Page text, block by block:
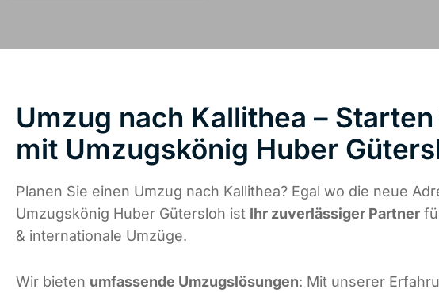
Umzug nach Kallithea – Starten
mit Umzugskönig Huber
Planen Sie einen Umzug nach Kallithea? Egal wo die neue
Umzugskönig Huber Gütersloh ist Ihr zuverlässiger Partner
& internationale Umzüge.
Wir bieten umfassende Umzugslösungen: Mit unserer